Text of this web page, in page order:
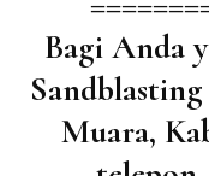
Bagi Anda
Muara,